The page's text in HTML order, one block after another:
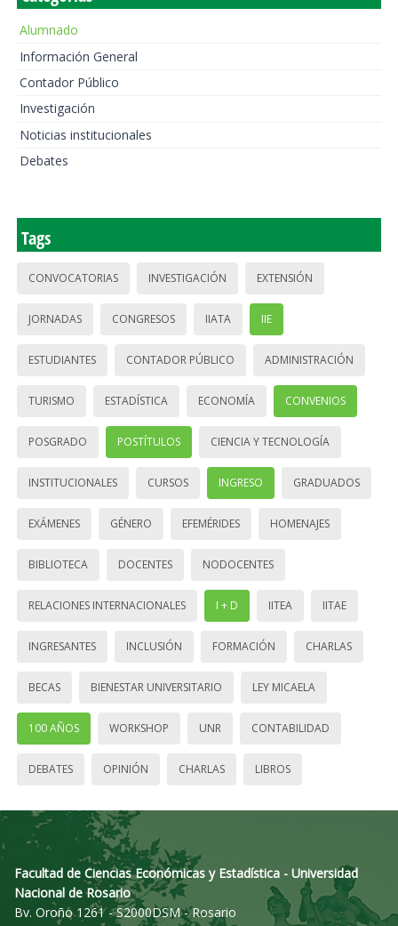
Alumnado
Información General
Contador Público
Investigación
Noticias institucionales
Debates
Tags
CONVOCATORIAS INVESTIGACIÓN EXTENSIÓN
JORNADAS CONGRESOS IIATA IIE
ESTUDIANTES CONTADOR PÚBLICO ADMINISTRACIÓN
TURISMO ESTADÍSTICA ECONOMÍA CONVENIOS
POSGRADO POSTÍTULOS CIENCIA Y TECNOLOGÍA
INSTITUCIONALES CURSOS INGRESO GRADUADOS
EXÁMENES GÉNERO EFEMÉRIDES HOMENAJES
BIBLIOTECA DOCENTES NODOCENTES
RELACIONES INTERNACIONALES I + D IITEA IITAE
INGRESANTES INCLUSIÓN FORMACIÓN CHARLAS
BECAS BIENESTAR UNIVERSITARIO LEY MICAELA
100 AÑOS WORKSHOP UNR CONTABILIDAD
DEBATES OPINIÓN CHARLAS LIBROS
Facultad de Ciencias Económicas y Estadística - Universidad
Nacional de Rosario
Bv. Oroño 1261 - S2000DSM - Rosario